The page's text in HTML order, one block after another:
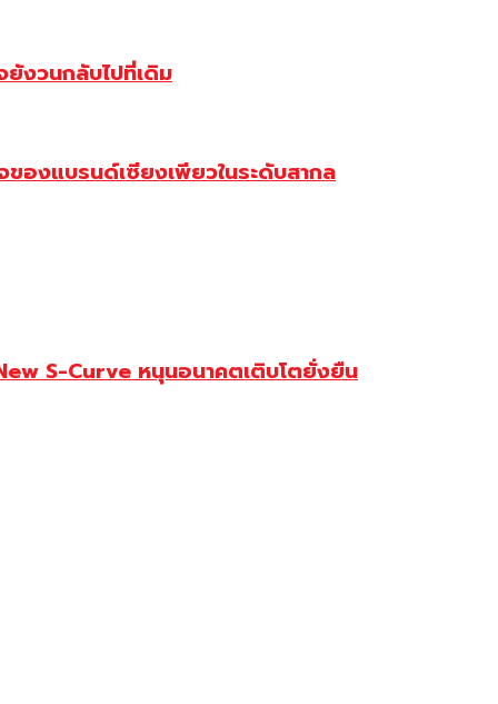
ยังวนกลับไปที่เดิม
องแบรนด์เซียงเพียวในระดับสากล
S-Curve หนุนอนาคตเติบโตยั่งยืน